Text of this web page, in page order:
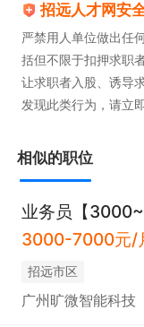
招远人才网安
严禁用人单位做出任
括但不限于扣押求职
让求职者入股、诱导
发现此类行为，请立
相似的职位
业务员【
3000-7000元/
招远市区
广州旷微智能科技